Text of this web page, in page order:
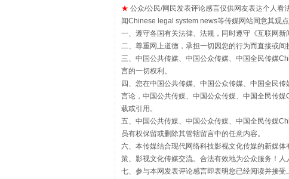
揭批美国五大"原罪"
★ 公众/公民/网民发表评论感言仅供网友表达个人
闻Chinese legal system news等传媒网站同意其观
一、遵守各国有关法律、法规，同时遵守《互联网新
二、尊重网上道德，承担一切因您的行为而直接或间
三、中国公共传媒、中国公众传媒、中国全民传媒
言的一切权利。
四、您在中国公共传媒、中国公众传媒、中国全民
言论，中国公共传媒、中国公众传媒、中国全民传
载或引用。
五、中国公共传媒、中国公众传媒、中国全民传媒
员有权保留或删除其管辖留言中的任意内容。
六、本传媒结合现代网络科技影视文化传媒的新媒
策、影视文化传媒交流。合法有效地为公众服务！人
七、参与本网发表评论感言即表明您已经阅读并接